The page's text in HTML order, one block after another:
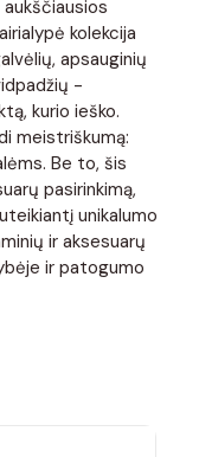
kolekcija
apsauginių
-
kurio ieško.
meistriškumą:
Be to, šis
pasirinkimą,
unikalumo
ir aksesuarų
ir patogumo